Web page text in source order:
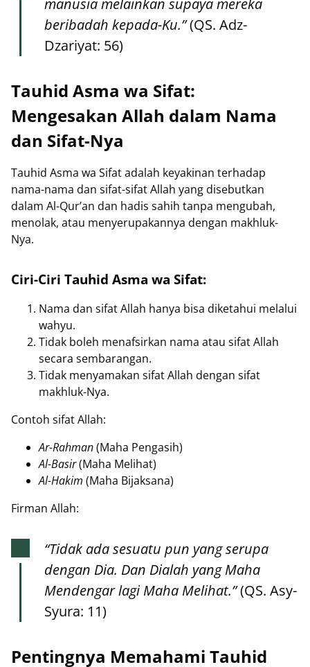
manusia melainkan supaya mereka
beribadah kepada-Ku.”(QS. Adz-
Dzariyat: 56)
Tauhid Asma wa Sifat:
Mengesakan Allah dalam Nama
dan Sifat-Nya
Tauhid Asma wa Sifat adalah keyakinan terhadap
nama-nama dan sifat-sifat Allah yang disebutkan
dalam Al-Qur’an dan hadis sahih tanpa mengubah,
menolak, atau menyerupakannya dengan makhluk-
Nya.
Ciri-Ciri Tauhid Asma wa Sifat:
Nama dan sifat Allah hanya bisa diketahui melalui
wahyu.
Tidak boleh menafsirkan nama atau sifat Allah
secara sembarangan.
Tidak menyamakan sifat Allah dengan sifat
makhluk-Nya.
Contoh sifat Allah:
Ar-Rahman(Maha Pengasih)
Al-Basir(Maha Melihat)
Al-Hakim (Maha Bijaksana)
Firman Allah:
“Tidak ada sesuatu pun yang serupa
dengan Dia. Dan Dialah yang Maha
Mendengar lagi Maha Melihat.”(QS. Asy-
Syura: 11)
Pentingnya Memahami Tauhid